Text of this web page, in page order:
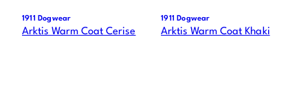
1911 Dogwear
Arktis Warm Coat Cerise
1911 Dogwear
Arktis Warm Coat Khaki